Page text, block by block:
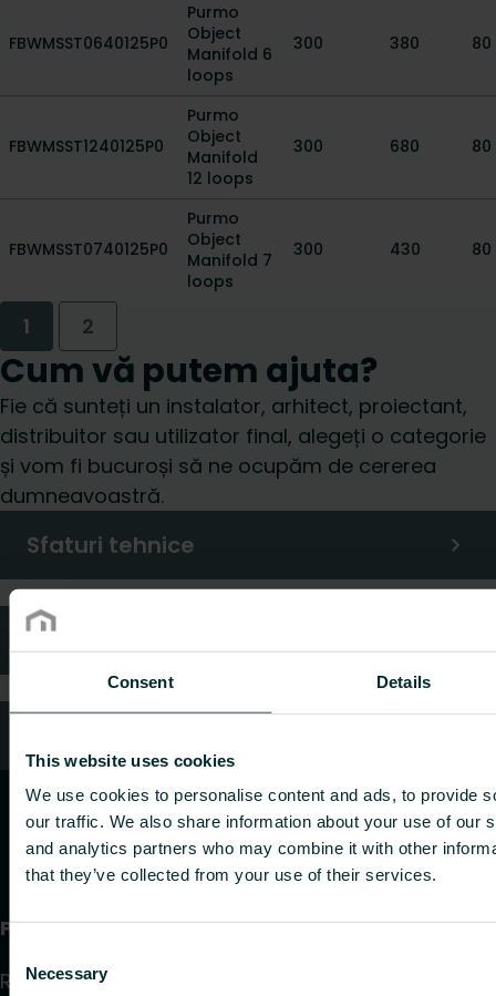
Consent Details
This website uses cookies
We use cookies to personalise content and ads, to provide
our traffic. We also share information about your use of our
and analytics partners who may combine it with other
that they’ve collected from your use of their services.
Selection
Necessary
FBWMSST0640125P0
Purmo
Object
Manifold 6
loops
300 380 80
FBWMSST1240125P0
Purmo
Object
Manifold
12 loops
300 680 80
FBWMSST0740125P0
Purmo
Object
Manifold 7
loops
300 430 80
1 2
Cum vă putem ajuta?
Fie că sunteți un instalator, arhitect, proiectant,
distribuitor sau utilizator final, alegeți o categorie
și vom fi bucuroși să ne ocupăm de cererea
dumneavoastră.
Sfaturi tehnice
Întrebări frecvente
Produse
Radiatoare și Portprosoape